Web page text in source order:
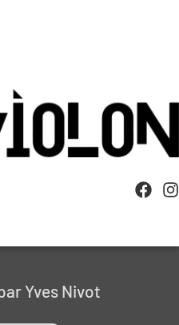
Yves Nivot